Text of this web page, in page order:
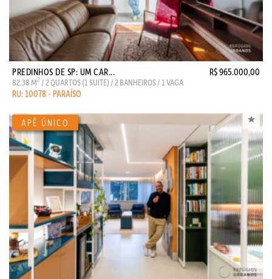
PREDINHOS DE SP: UM CAR... R$ 965.000,00
82.38 M2 / 2 QUARTOS (1 SUITE) / 2 BANHEIROS / 1 VAGA
RU: 10078 - PARAÍSO